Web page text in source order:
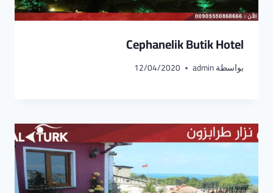
Cephanelik Butik Hotel
بواسطةadmin
12/04/2020